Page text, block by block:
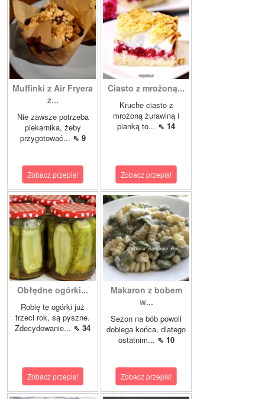
Muffinki z Air Fryera
z...
Nie zawsze potrzeba
piekarnika, żeby
przygotować... ⇖ 9
Zobacz przepis!
Ciasto z mrożoną...
Kruche ciasto z
mrożoną żurawiną i
pianką to... ⇖ 14
Zobacz przepis!
Obłędne ogórki...
Robię te ogórki już
trzeci rok, są pyszne.
Zdecydowanie... ⇖ 34
Zobacz przepis!
Makaron z bobem
w...
Sezon na bób powoli
dobiega końca, dlatego
ostatnim... ⇖ 10
Zobacz przepis!